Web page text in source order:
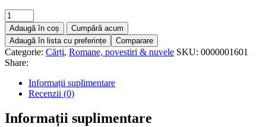
Adaugă în coș
Cumpără acum
Adaugă în lista cu preferințe
Comparare
Categorie: Cărți, Romane, povestiri & nuvele SKU: 0000001601
Share:
Informații suplimentare
Recenzii (0)
Informații suplimentare